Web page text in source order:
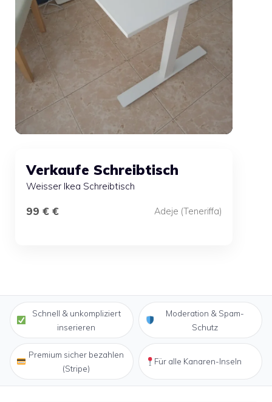
Verkaufe Schreibtisch
Weisser Ikea Schreibtisch
99 € € Adeje (Teneriffa)
Schnell & unkompliziert
inserieren
Moderation & Spam-
Schutz
Premium sicher bezahlen
(Stripe)
Für alle Kanaren-Inseln